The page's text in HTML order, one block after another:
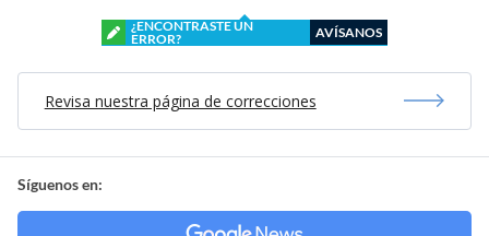
¿ENCONTRASTE UN
ERROR?
AVÍSANOS
Revisa nuestra página de correcciones
Síguenos en: